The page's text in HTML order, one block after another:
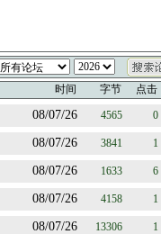
时间 字节 点击
08/07/26 4565 0
08/07/26 3841 1
08/07/26 1633 6
08/07/26 4158 1
08/07/26 13306 1